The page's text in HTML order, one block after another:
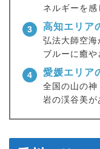
ネルギーを感
3 高知エリア
弘法大師空
ブルーに癒や
4 愛媛エリア
全国の山の神
岩の渓谷美が